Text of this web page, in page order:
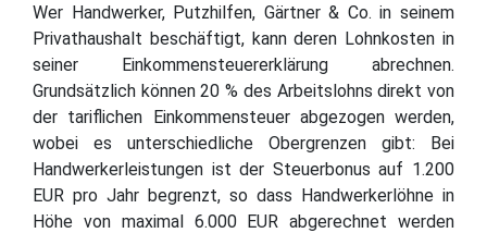
Wer Handwerker, Putzhilfen, Gärtner & Co. in seinem
Privathaushalt beschäftigt, kann deren Lohnkosten in
seiner Einkommensteuererklärung abrechnen.
Grundsätzlich können 20 % des Arbeitslohns direkt von
der tariflichen Einkommensteuer abgezogen werden,
wobei es unterschiedliche Obergrenzen gibt: Bei
Handwerkerleistungen ist der Steuerbonus auf 1.200
EUR pro Jahr begrenzt, so dass Handwerkerlöhne in
Höhe von maximal 6.000 EUR abgerechnet werden